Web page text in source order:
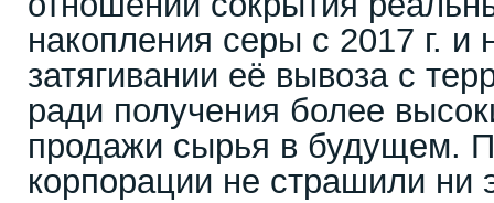
накопления серы с 2017 г. и
затягивании её вывоза с
ради получения более
продажи сырья в будущем.
корпорации не страшили ни